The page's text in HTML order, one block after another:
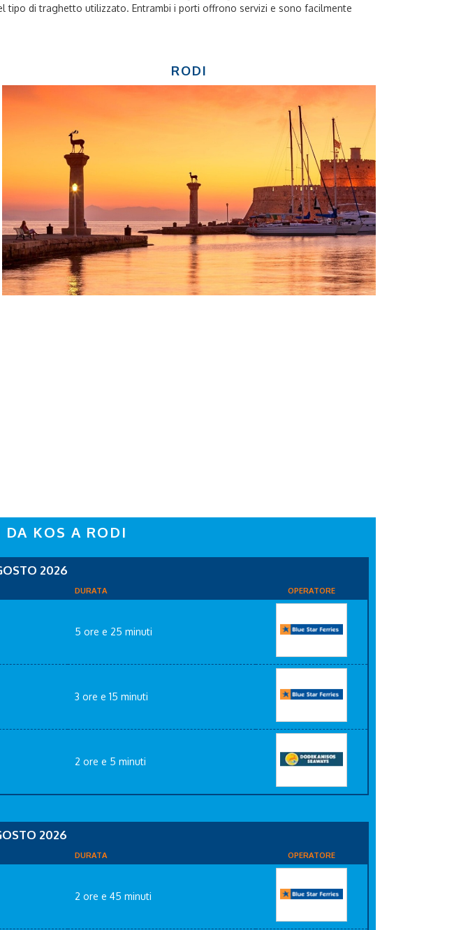
di traghetto utilizzato. Entrambi i porti offrono servizi e sono facilmente
RODI
KOS A RODI
2026
DURATA OPERATORE
5 ore e 25 minuti
3 ore e 15 minuti
2 ore e 5 minuti
2026
DURATA OPERATORE
2 ore e 45 minuti